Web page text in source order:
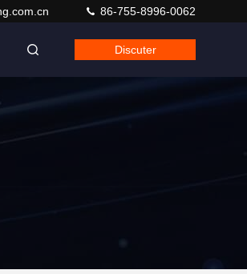
86-755-8996-0062
Discuter